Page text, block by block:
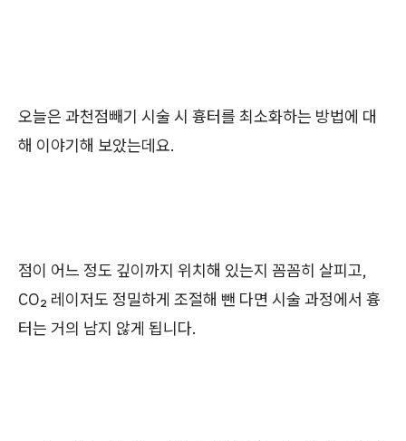
오늘은 과천점빼기 시술 시 흉터를 최소화하는 방법에 대
해 이야기해 보았는데요.
점이 어느 정도 깊이까지 위치해 있는지 꼼꼼히 살피고,
CO₂ 레이저도 정밀하게 조절해 뺀 다면 시술 과정에서 흉
터는 거의 남지 않게 됩니다.